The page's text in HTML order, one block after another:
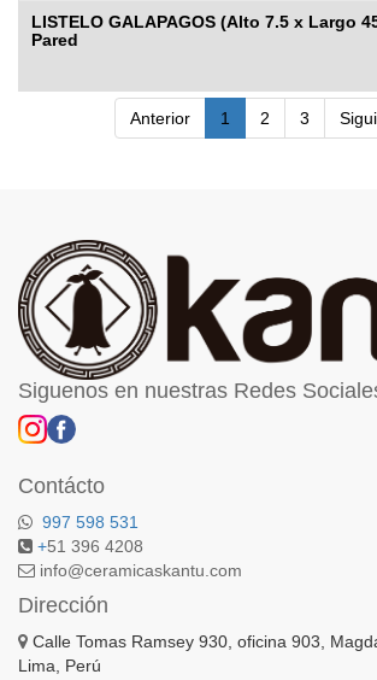
LISTELO GALAPAGOS (Alto 7.5 x Largo
Pared
Anterior 1 2 3
Siguenos en nuestras Redes
Contácto
997 598 531
+51 396 4208
info@ceramicaskantu.com
Dirección
Calle Tomas Ramsey 930, oficina 903,
Lima, Perú